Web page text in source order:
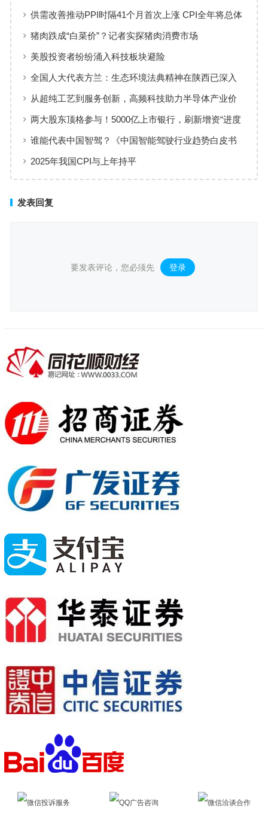
艺赋能高端制造
供需改善推动PPI时隔41个月首次上涨 CPI全年将总体
保持温和上涨趋势
猪肉跌成“白菜价”？记者实探猪肉消费市场
美股投资者纷纷涌入科技板块避险
全国人大代表方兰：生态环境法典精神在陕西已深入
人心
从超纯工艺到服务创新，高频科技助力半导体产业价
值共创
两大股东顶格参与！5000亿上市银行，刷新增资“进度
条”
谁能代表中国智驾？《中国智能驾驶行业趋势白皮书
（2025）》点名华为、元戎、Momenta
2025年我国CPI与上年持平
发表回复
要发表评论，您必须先 登录 。
微信投诉服务 QQ广告咨询 微信洽谈合作